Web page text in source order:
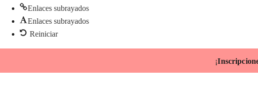
Enlaces subrayados
Enlaces subrayados
Reiniciar
¡